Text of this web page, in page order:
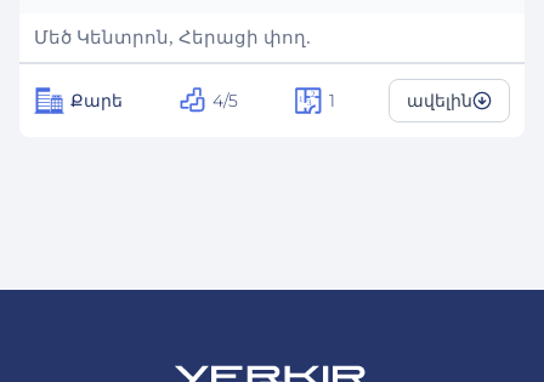
₽ 14,025,522
Մեծ Կենտրոն, Հերացի փող.
Քարե 4/5 1 ավելին